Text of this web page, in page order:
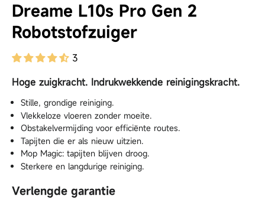
Dreame L10s Pro Gen 2
Robotstofzuiger
3
Hoge zuigkracht. Indrukwekkende reinigingskracht.
Stille, grondige reiniging.
Vlekkeloze vloeren zonder moeite.
Obstakelvermijding voor efficiënte routes.
Tapijten die er als nieuw uitzien.
Mop Magic: tapijten blijven droog.
Sterkere en langdurige reiniging.
Verlengde garantie